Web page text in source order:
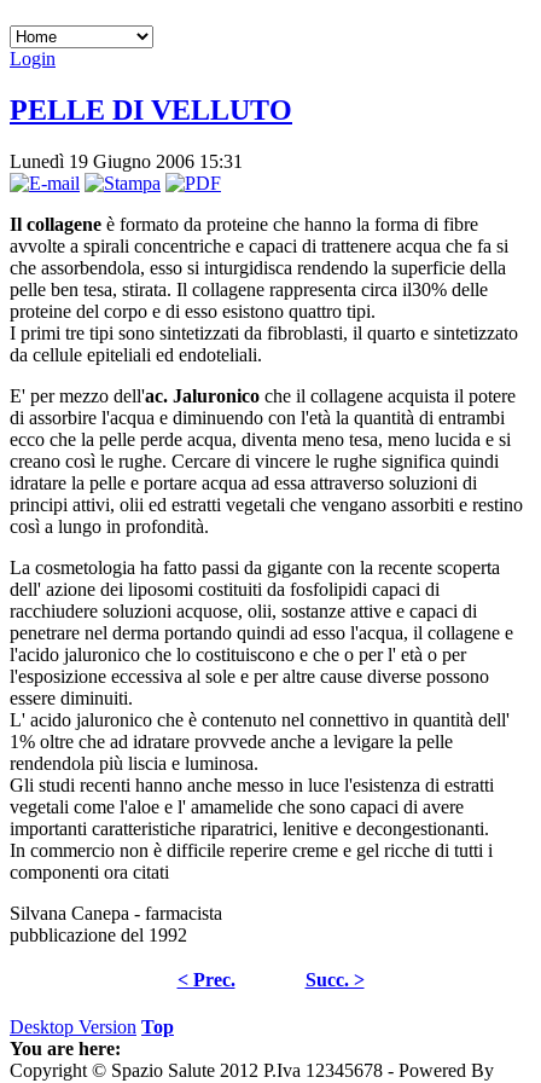
Login
PELLE DI VELLUTO
Lunedì 19 Giugno 2006 15:31
Il collagene è formato da proteine che hanno la forma di fibre
avvolte a spirali concentriche e capaci di trattenere acqua che fa si
che assorbendola, esso si inturgidisca rendendo la superficie della
pelle ben tesa, stirata. Il collagene rappresenta circa il30% delle
proteine del corpo e di esso esistono quattro tipi.
I primi tre tipi sono sintetizzati da fibroblasti, il quarto e sintetizzato
da cellule epiteliali ed endoteliali.
E' per mezzo dell'ac. Jaluronico che il collagene acquista il potere
di assorbire l'acqua e diminuendo con l'età la quantità di entrambi
ecco che la pelle perde acqua, diventa meno tesa, meno lucida e si
creano così le rughe. Cercare di vincere le rughe significa quindi
idratare la pelle e portare acqua ad essa attraverso soluzioni di
principi attivi, olii ed estratti vegetali che vengano assorbiti e restino
così a lungo in profondità.
La cosmetologia ha fatto passi da gigante con la recente scoperta
dell' azione dei liposomi costituiti da fosfolipidi capaci di
racchiudere soluzioni acquose, olii, sostanze attive e capaci di
penetrare nel derma portando quindi ad esso l'acqua, il collagene e
l'acido jaluronico che lo costituiscono e che o per l' età o per
l'esposizione eccessiva al sole e per altre cause diverse possono
essere diminuiti.
L' acido jaluronico che è contenuto nel connettivo in quantità dell'
1% oltre che ad idratare provvede anche a levigare la pelle
rendendola più liscia e luminosa.
Gli studi recenti hanno anche messo in luce l'esistenza di estratti
vegetali come l'aloe e l' amamelide che sono capaci di avere
importanti caratteristiche riparatrici, lenitive e decongestionanti.
In commercio non è difficile reperire creme e gel ricche di tutti i
componenti ora citati
Silvana Canepa - farmacista
pubblicazione del 1992
< Prec. Succ. >
Desktop Version Top
You are here:
Copyright © Spazio Salute 2012 P.Iva 12345678 - Powered By